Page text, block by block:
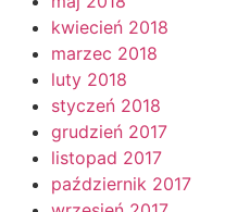
kwiecień 2018
marzec 2018
luty 2018
styczeń 2018
grudzień 2017
listopad 2017
październik 2017